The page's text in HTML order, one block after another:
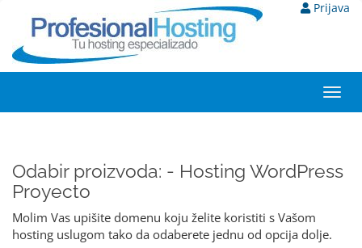
Prijava
Odabir proizvoda: - Hosting WordPress
Proyecto
Molim Vas upišite domenu koju želite koristiti s Vašom
hosting uslugom tako da odaberete jednu od opcija dolje.